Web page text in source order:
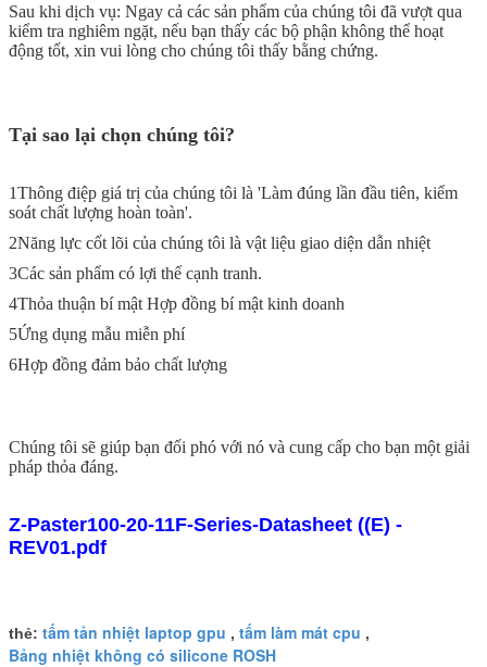
Sau khi dịch vụ: Ngay cả các sản phẩm của chúng tôi đã vượt qua
kiểm tra nghiêm ngặt, nếu bạn thấy các bộ phận không thể hoạt
động tốt, xin vui lòng cho chúng tôi thấy bằng chứng.
Tại sao lại chọn chúng tôi?
1Thông điệp giá trị của chúng tôi là 'Làm đúng lần đầu tiên, kiểm
soát chất lượng hoàn toàn'.
2Năng lực cốt lõi của chúng tôi là vật liệu giao diện dẫn nhiệt
3Các sản phẩm có lợi thế cạnh tranh.
4Thỏa thuận bí mật Hợp đồng bí mật kinh doanh
5Ứng dụng mẫu miễn phí
6Hợp đồng đảm bảo chất lượng
Chúng tôi sẽ giúp bạn đối phó với nó và cung cấp cho bạn một giải
pháp thỏa đáng.
Z-Paster100-20-11F-Series-Datasheet ((E) -
REV01.pdf
thẻ: tấm tản nhiệt laptop gpu , tấm làm mát cpu ,
Bảng nhiệt không có silicone ROSH